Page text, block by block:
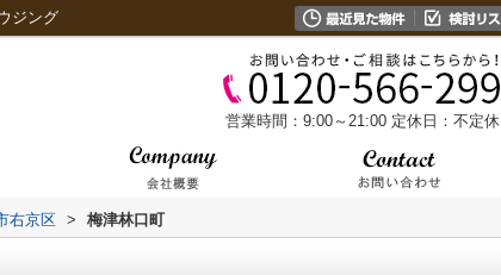
ジング
営業時間：9:00～21:00 定休日：不定休
右京区 > 梅津林口町